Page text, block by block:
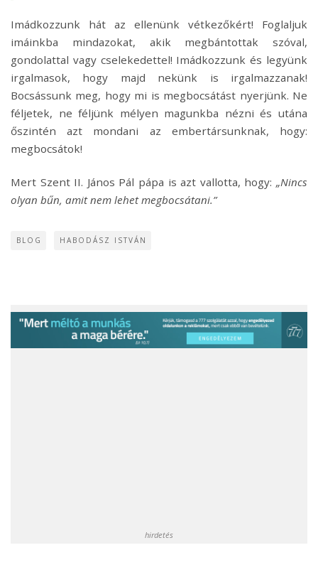
Imádkozzunk hát az ellenünk vétkezőkért! Foglaljuk
imáinkba mindazokat, akik megbántottak szóval,
gondolattal vagy cselekedettel! Imádkozzunk és legyünk
irgalmasok, hogy majd nekünk is irgalmazzanak!
Bocsássunk meg, hogy mi is megbocsátást nyerjünk. Ne
féljetek, ne féljünk mélyen magunkba nézni és utána
őszintén azt mondani az embertársunknak, hogy:
megbocsátok!
Mert Szent II. János Pál pápa is azt vallotta, hogy: „Nincs
olyan bűn, amit nem lehet megbocsátani.”
BLOG HABODÁSZ ISTVÁN
hirdetés